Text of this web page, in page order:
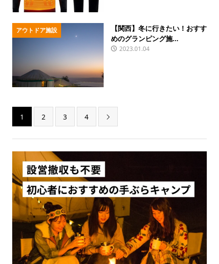
アウトドア施設
【関西】冬に行きたい！おすす
めのグランピング施...
2023.01.04
1 2 3 4 